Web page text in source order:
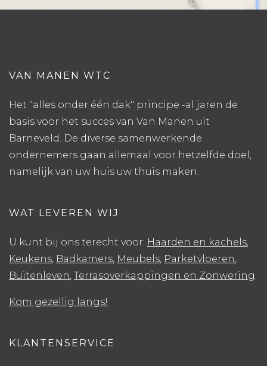
VAN MANEN WTC
Het "alles onder één dak" principe -al jaren de
basis voor het succes van Van Manen uit
Barneveld. De diverse samenwerkende
ondernemers gaan allemaal voor hetzelfde doel,
namelijk van uw huis uw thuis maken.
WAT LEVEREN WIJ
U kunt bij ons terecht voor: Haarden en kachels,
Keukens, Badkamers, Meubels, Parketvloeren,
Buitenleven, Terrasoverkappingen en Zonwering.
Kom gezellig langs!
KLANTENSERVICE